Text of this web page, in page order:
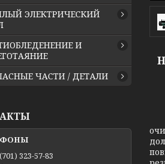
ЭЛЕКТРИЧЕСКИЙ
И
ЧАСТИ / ДЕТАЛИ
323-57-83